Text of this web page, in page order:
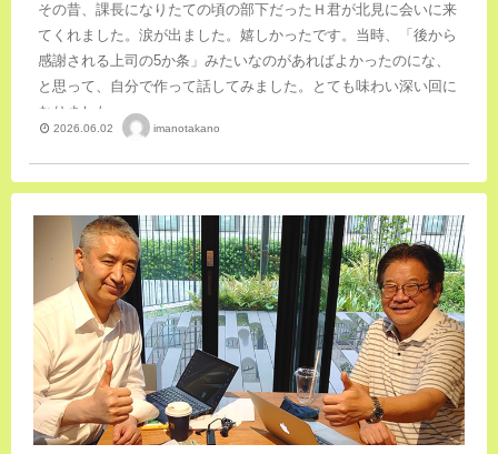
その昔、課長になりたての頃の部下だったＨ君が北見に会いに来
てくれました。涙が出ました。嬉しかったです。当時、「後から
感謝される上司の5か条」みたいなのがあればよかったのにな、
と思って、自分で作って話してみました。とても味わい深い回に
なりました。
2026.06.02 imanotakano